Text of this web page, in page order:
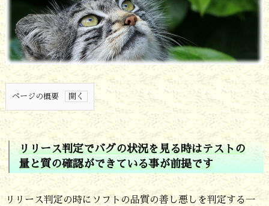
ページの概要
リ
リ
ー
ス
リリース判定でバグの状況を見る時はテストの
量と質の確認ができている事が前提です
リリース判定の時にソフトの品質の善し悪しを判定する一